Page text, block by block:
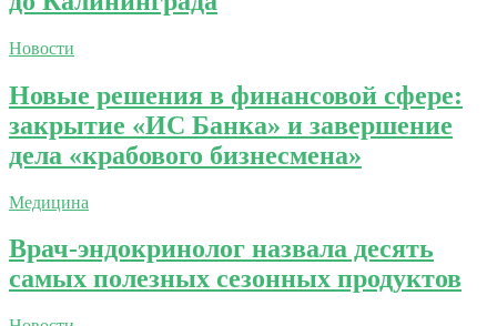
Новости
Новые решения в финансовой сфере:
закрытие «ИС Банка» и завершение
дела «крабового бизнесмена»
Медицина
Врач-эндокринолог назвала десять
самых полезных сезонных продуктов